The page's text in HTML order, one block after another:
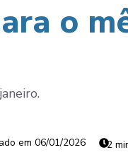
o
06/01/2026 2